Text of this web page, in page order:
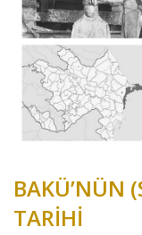
BAKÜ’NÜN
TARİHİ